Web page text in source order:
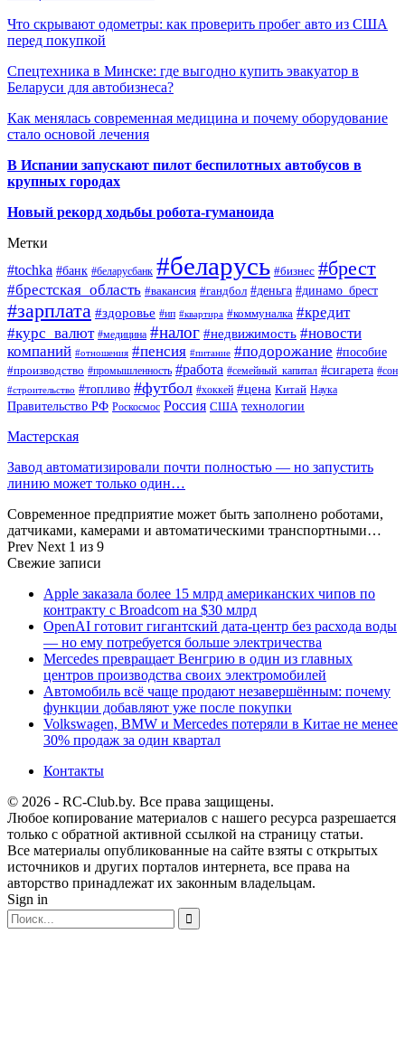
Что скрывают одометры: как проверить пробег авто из США
перед покупкой
Спецтехника в Минске: где выгодно купить эвакуатор в
Беларуси для автобизнеса?
Как менялась современная медицина и почему оборудование
стало основой лечения
В Испании запускают пилот беспилотных автобусов в
крупных городах
Новый рекорд ходьбы робота-гуманоида
Метки
#tochka #банк #беларусбанк #беларусь #бизнес #брест
#брестская_область #вакансия #гандбол #деньга #динамо_брест
#зарплата #здоровье #ип #квартира #коммуналка #кредит
#курс_валют #медицина #налог #недвижимость #новости
компаний #отношения #пенсия #питание #подорожание #пособие
#производство #промышленность #работа #семейный_капитал #сигарета #сон
#строительство #топливо #футбол #хоккей #цена Китай Наука
Правительство РФ Роскосмос Россия США технологии
Мастерская
Завод автоматизировали почти полностью — но запустить
линию может только один…
Современное предприятие может быть заполнено роботами,
датчиками, камерами и автоматическими транспортными…
Prev Next 1 из 9
Свежие записи
Apple заказала более 15 млрд американских чипов по
контракту с Broadcom на $30 млрд
OpenAI готовит гигантский дата-центр без расхода воды
— но ему потребуется больше электричества
Mercedes превращает Венгрию в один из главных
центров производства своих электромобилей
Автомобиль всё чаще продают незавершённым: почему
функции добавляют уже после покупки
Volkswagen, BMW и Mercedes потеряли в Китае не менее
30% продаж за один квартал
Контакты
© 2026 - RC-Club.by. Все права защищены.
Любое копирование материалов с нашего ресурса разрешается
только с обратной активной ссылкой на страницу статьи.
Все материалы опубликованные на сайте взяты с открытых
источников и других порталов интернета, все права на
авторство принадлежат их законным владельцам.
Sign in